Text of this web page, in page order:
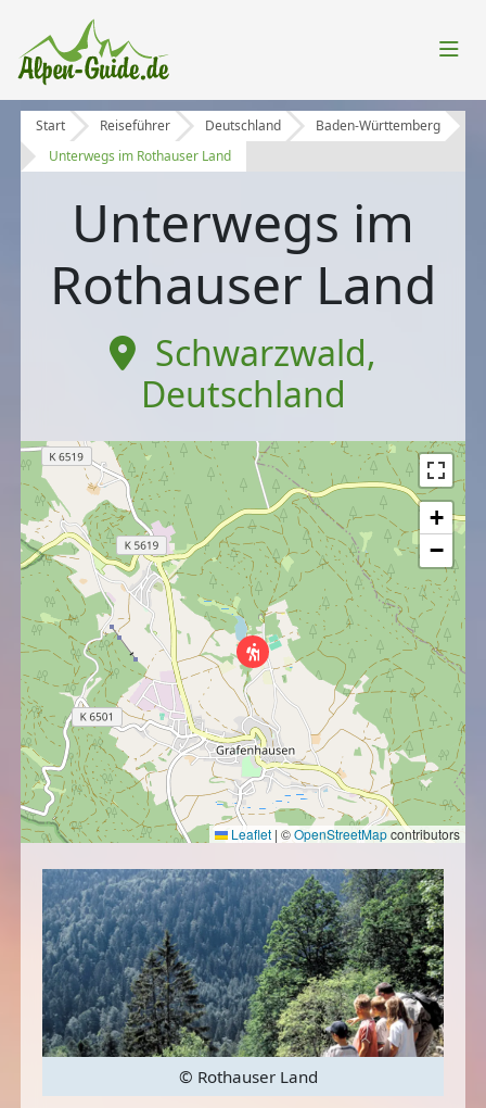
Start Reiseführer Deutschland
Baden-Württemberg
Unterwegs im Rothauser Land
Unterwegs im
Rothauser Land
Schwarzwald,
Deutschland
+
−
Leaflet | ©OpenStreetMapcontributors
© Rothauser Land